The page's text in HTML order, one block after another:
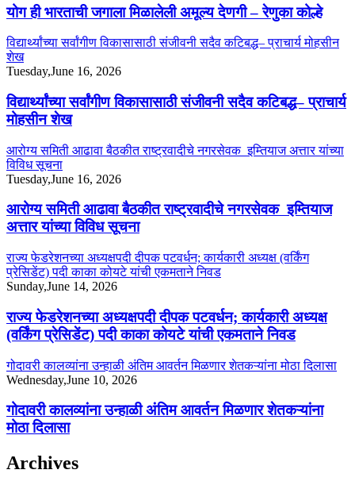
योग ही भारताची जगाला मिळालेली अमूल्य देणगी – रेणुका कोल्हे
विद्यार्थ्यांच्या सर्वांगीण विकासासाठी संजीवनी सदैव कटिबद्ध– प्राचार्य मोहसीन
शेख
Tuesday,June 16, 2026
विद्यार्थ्यांच्या सर्वांगीण विकासासाठी संजीवनी सदैव कटिबद्ध– प्राचार्य
मोहसीन शेख
आरोग्य समिती आढावा बैठकीत राष्ट्रवादीचे नगरसेवक इम्तियाज अत्तार यांच्या
विविध सूचना
Tuesday,June 16, 2026
आरोग्य समिती आढावा बैठकीत राष्ट्रवादीचे नगरसेवक इम्तियाज
अत्तार यांच्या विविध सूचना
राज्य फेडरेशनच्या अध्यक्षपदी दीपक पटवर्धन; कार्यकारी अध्यक्ष (वर्किंग
प्रेसिडेंट) पदी काका कोयटे यांची एकमताने निवड
Sunday,June 14, 2026
राज्य फेडरेशनच्या अध्यक्षपदी दीपक पटवर्धन; कार्यकारी अध्यक्ष
(वर्किंग प्रेसिडेंट) पदी काका कोयटे यांची एकमताने निवड
गोदावरी कालव्यांना उन्हाळी अंतिम आवर्तन मिळणार शेतकऱ्यांना मोठा दिलासा
Wednesday,June 10, 2026
गोदावरी कालव्यांना उन्हाळी अंतिम आवर्तन मिळणार शेतकऱ्यांना
मोठा दिलासा
Archives